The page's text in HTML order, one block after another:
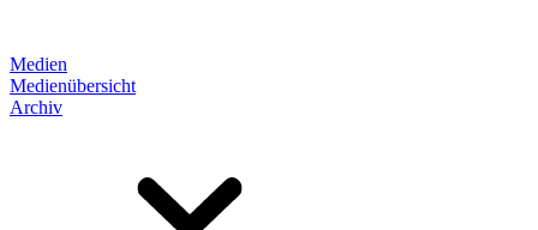
Medien
Medienübersicht
Archiv